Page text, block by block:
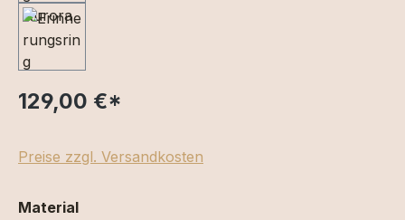
129,00 €*
Preise zzgl. Versandkosten
Materialauswählen